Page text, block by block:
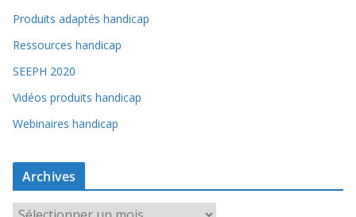
Produits adaptés handicap
Ressources handicap
SEEPH 2020
Vidéos produits handicap
Webinaires handicap
Archives